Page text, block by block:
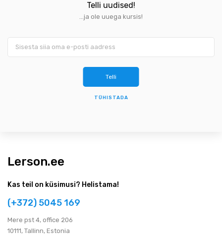
Telli uudised!
...ja ole uuega kursis!
TÜHISTADA
Lerson.ee
Kas teil on küsimusi? Helistama!
(+372) 5045 169
Мere pst 4, office 206
10111, Tallinn, Estonia